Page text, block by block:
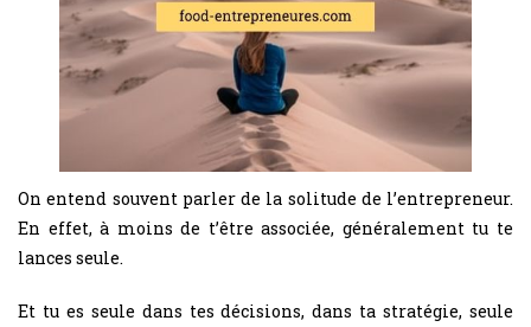
On entend souvent parler de la solitude de l’entrepreneur.
En effet, à moins de t’être associée, généralement tu te
lances seule.
Et tu es seule dans tes décisions, dans ta stratégie, seule